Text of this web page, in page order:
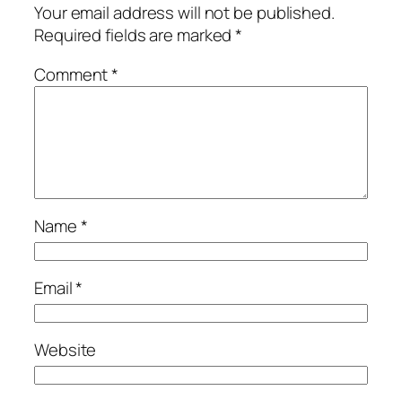
Your email address will not be published.
Required fields are marked*
Comment*
Name*
Email*
Website